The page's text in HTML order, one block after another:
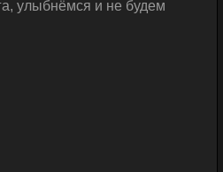
улыбнёмся и не будем